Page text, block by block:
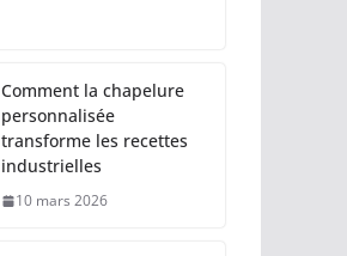
Comment la chapelure
personnalisée
transforme les recettes
industrielles
10 mars 2026